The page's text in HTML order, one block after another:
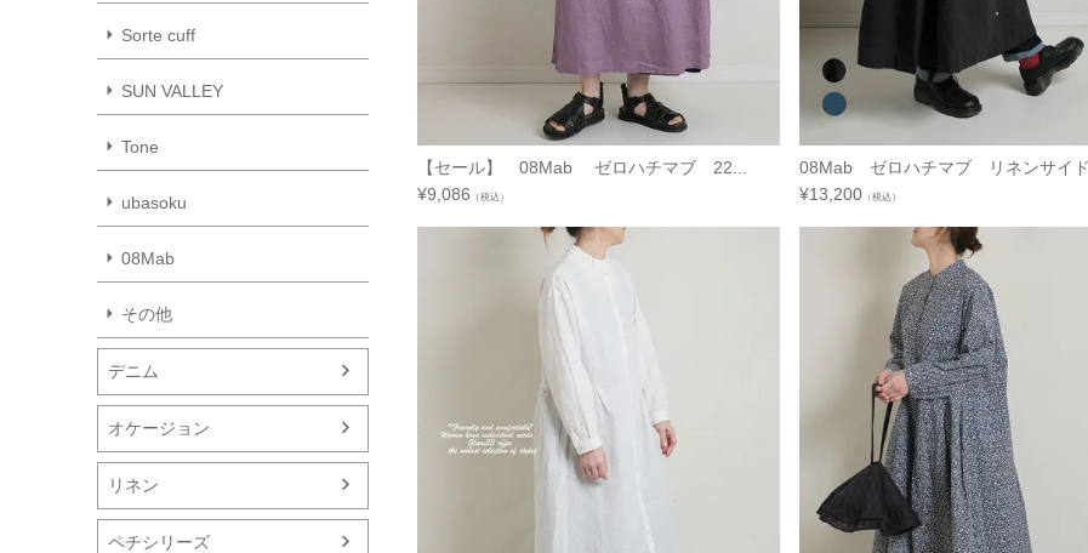
Sorte cuff
SUN VALLEY
Tone
ubasoku
08Mab
その他
デニム
オケージョン
リネン
ペチシリーズ
【セール】 08Mab ゼロハチマブ 22...
¥9,086 （税込）
08Mab ゼロハチマブ リネンサイド
¥13,200（税込）